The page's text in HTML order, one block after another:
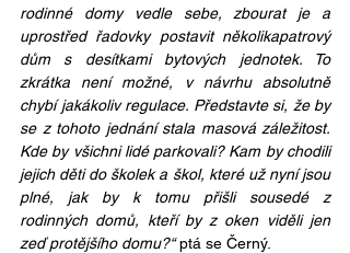
rodinné domy vedle sebe, zbourat je a
uprostřed řadovky postavit několikapatrový
dům s desítkami bytových jednotek. To
zkrátka není možné, v návrhu absolutně
chybí jakákoliv regulace. Představte si, že by
se z tohoto jednání stala masová záležitost.
Kde by všichni lidé parkovali? Kam by chodili
jejich děti do školek a škol, které už nyní jsou
plné, jak by k tomu přišli sousedé z
rodinných domů, kteří by z oken viděli jen
zeď protějšího domu?“ ptá se Černý.